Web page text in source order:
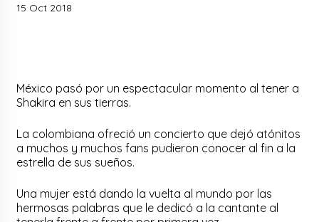
15 Oct 2018
México pasó por un espectacular momento al tener a
Shakira en sus tierras.
La colombiana ofreció un concierto que dejó atónitos
a muchos y muchos fans pudieron conocer al fin a la
estrella de sus sueños.
Una mujer está dando la vuelta al mundo por las
hermosas palabras que le dedicó a la cantante al